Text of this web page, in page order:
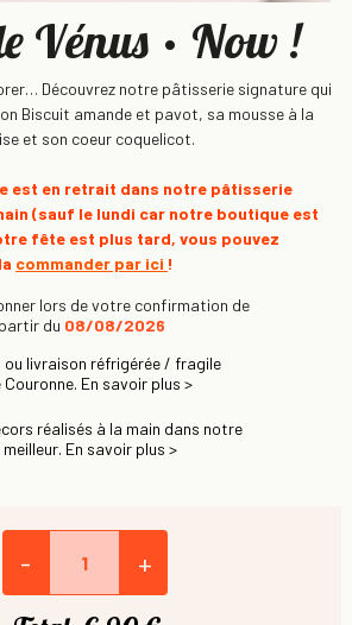
Vénus • Now !
Découvrez notre pâtisserie signature qui
Biscuit amande et pavot, sa mousse à la
et son coeur coquelicot.
est en retrait dans notre pâtisserie
(sauf le lundi car notre boutique est
fête est plus tard, vous pouvez
la commander par ici !
lors de votre confirmation de
du 08/08/2026
livraison réfrigérée / fragile
En savoir plus >
réalisés à la main dans notre
En savoir plus >
- +